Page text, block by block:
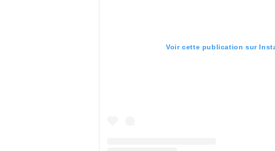
Voir cette publication sur